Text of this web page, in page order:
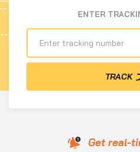
ENTER
TRACK
Get real-